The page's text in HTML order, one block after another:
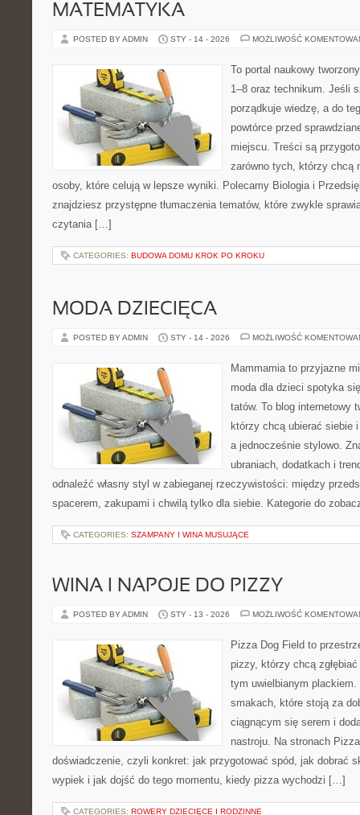
MATEMATYKA
POSTED BY ADMIN STY - 14 - 2026 MOŻLIWOŚĆ
To portal naukowy
1–8 oraz technikum. Jeśli
porządkuje wiedzę, a do
powtórce przed
miejscu. Treści są
zarówno tych, którzy chcą
osoby, które celują w lepsze wyniki. Polecamy Biologia i
znajdziesz przystępne tłumaczenia tematów, które zwykle
czytania […]
CATEGORIES: BUDOWA DOMU KROK PO KROKU
MODA DZIECIĘCA
POSTED BY ADMIN STY - 14 - 2026 MOŻLIWOŚĆ
Mammamia to przyjazne
moda dla dzieci spotyka
tatów. To blog internetowy
którzy chcą ubierać siebie
a jednocześnie stylowo.
ubraniach, dodatkach i
odnaleźć własny styl w zabieganej rzeczywistości: między
spacerem, zakupami i chwilą tylko dla siebie. Kategorie do
CATEGORIES: SZAMPANY I WINA MUSUJĄCE
WINA I NAPOJE DO PIZZY
POSTED BY ADMIN STY - 13 - 2026 MOŻLIWOŚĆ
Pizza Dog Field to
pizzy, którzy chcą
tym uwielbianym
smakach, które stoją za
ciągnącym się serem i
nastroju. Na stronach
doświadczenie, czyli konkret: jak przygotować spód, jak dobrać
wypiek i jak dojść do tego momentu, kiedy pizza wychodzi […]
CATEGORIES: ROWERY DZIECIĘCE I RODZINNE